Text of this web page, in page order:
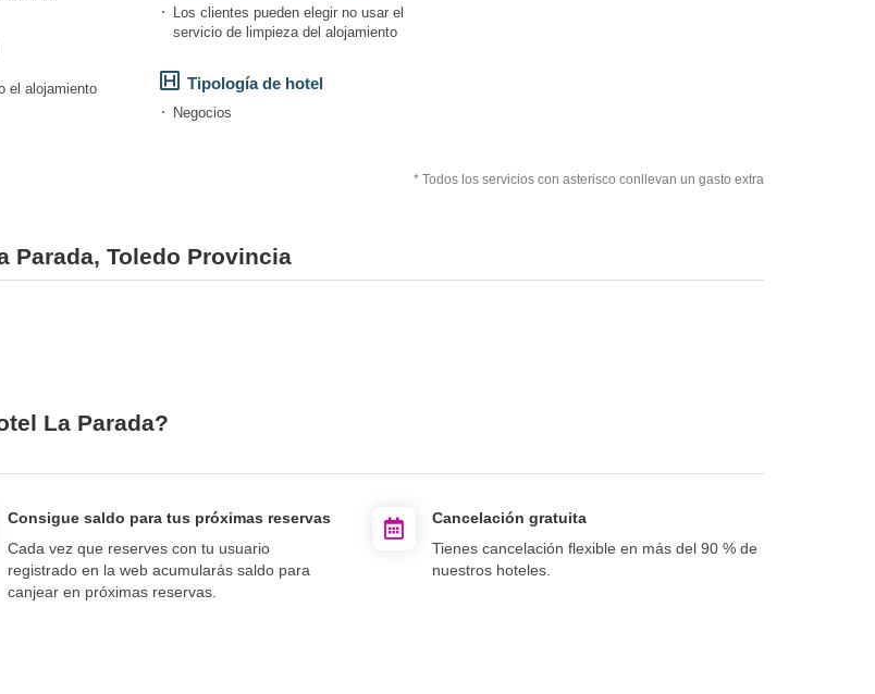
el alojamiento
Los clientes pueden elegir no usar el
servicio de limpieza del alojamiento
Tipología de hotel
Negocios
* Todos los servicios con asterisco conllevan un gasto extra
Parada, Toledo Provincia
La Parada?
Consigue saldo para tus próximas reservas
Cada vez que reserves con tu usuario
registrado en la web acumularás saldo para
canjear en próximas reservas.
Cancelación gratuita
Tienes cancelación flexible en más del 90 % de
nuestros hoteles.